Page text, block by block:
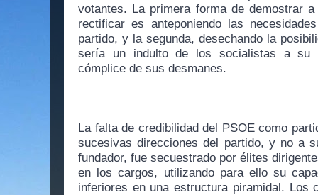
votantes. La primera forma de demostrar
rectificar es anteponiendo las
partido, y la segunda, desechando la
sería un indulto de los socialistas a su
cómplice de sus desmanes.
La falta de credibilidad del PSOE como
sucesivas direcciones del partido, y no a
fundador, fue secuestrado por élites
en los cargos, utilizando para ello su
inferiores en una estructura piramidal. Los